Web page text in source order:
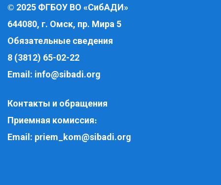
© 2025 ФГБОУ ВО «СибАДИ»
644080, г. Омск, пр. Мира 5
Обязательные сведения
8 (3812) 65-02-22
Email: info@sibadi.org
Контакты и обращения
Приемная комиссия:
Email: priem_kom@sibadi.org